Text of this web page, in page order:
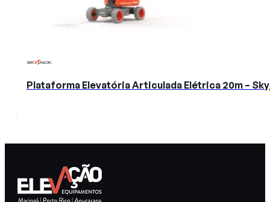
Plataforma Elevatória Articulada Elétrica 20m –